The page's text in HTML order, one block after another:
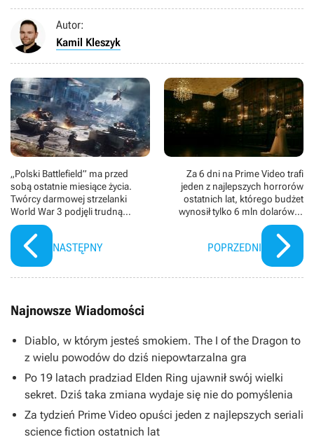
Autor:
Kamil Kleszyk
„Polski Battlefield” ma przed
sobą ostatnie miesiące życia.
Twórcy darmowej strzelanki
World War 3 podjęli trudną
decyzję o odmeldowaniu się ze
służby
NASTĘPNY
Za 6 dni na Prime Video trafi
jeden z najlepszych horrorów
ostatnich lat, którego budżet
wynosił tylko 6 mln dolarów, a
odniósł światowy sukces
POPRZEDNI
Najnowsze Wiadomości
Diablo, w którym jesteś smokiem. The I of the Dragon to
z wielu powodów do dziś niepowtarzalna gra
Po 19 latach pradziad Elden Ring ujawnił swój wielki
sekret. Dziś taka zmiana wydaje się nie do pomyślenia
Za tydzień Prime Video opuści jeden z najlepszych seriali
science fiction ostatnich lat